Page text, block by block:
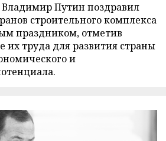
Путин поздравил
строительного комплекса
праздником, отметив
их труда для развития страны
и